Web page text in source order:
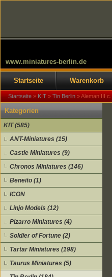
www.miniatures-berlin.de
Startseite Warenkorb
Startseite»KIT»Tin Berlin»Aleman III c.
Kategorien
KIT (585)
ANT-Miniatures (15)
Castle Miniatures (9)
Chronos Miniatures (146)
Beneito (1)
ICON
Linjo Models (12)
Pizarro Miniatures (4)
Soldier of Fortune (2)
Tartar Miniatures (198)
Taurus Miniatures (5)